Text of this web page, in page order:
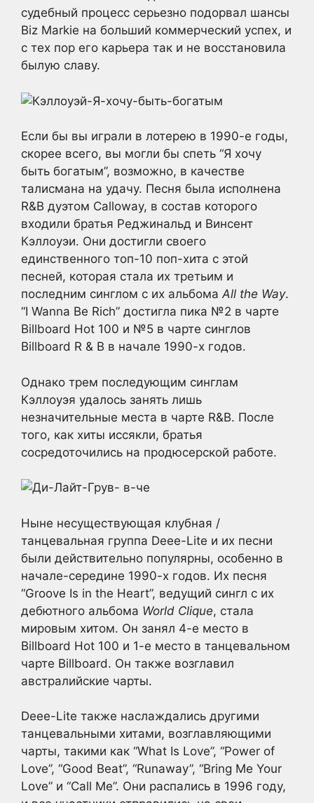
судебный процесс серьезно подорвал шансы
Biz Markie на больший коммерческий успех, и
с тех пор его карьера так и не восстановила
былую славу.
Если бы вы играли в лотерею в 1990-е годы,
скорее всего, вы могли бы спеть “Я хочу
быть богатым”, возможно, в качестве
талисмана на удачу. Песня была исполнена
R&B дуэтом Calloway, в состав которого
входили братья Реджинальд и Винсент
Кэллоуэи. Они достигли своего
единственного топ-10 поп-хита с этой
песней, которая стала их третьим и
последним синглом с их альбомаAll the Way.
“I Wanna Be Rich” достигла пика №2 в чарте
Billboard Hot 100 и №5 в чарте синглов
Billboard R & B в начале 1990-х годов.
Однако трем последующим синглам
Кэллоуэя удалось занять лишь
незначительные места в чарте R&B. После
того, как хиты иссякли, братья
сосредоточились на продюсерской работе.
Ныне несуществующая клубная /
танцевальная группа Deee-Lite и их песни
были действительно популярны, особенно в
начале-середине 1990-х годов. Их песня
“Groove Is in the Heart”, ведущий сингл с их
дебютного альбома World Clique, стала
мировым хитом. Он занял 4-е место в
Billboard Hot 100 и 1-е место в танцевальном
чарте Billboard. Он также возглавил
австралийские чарты.
Deee-Lite также наслаждались другими
танцевальными хитами, возглавляющими
чарты, такими как “What Is Love”, “Power of
Love”, “Good Beat”, “Runaway”, “Bring Me Your
Love” и “Call Me”. Они распались в 1996 году,